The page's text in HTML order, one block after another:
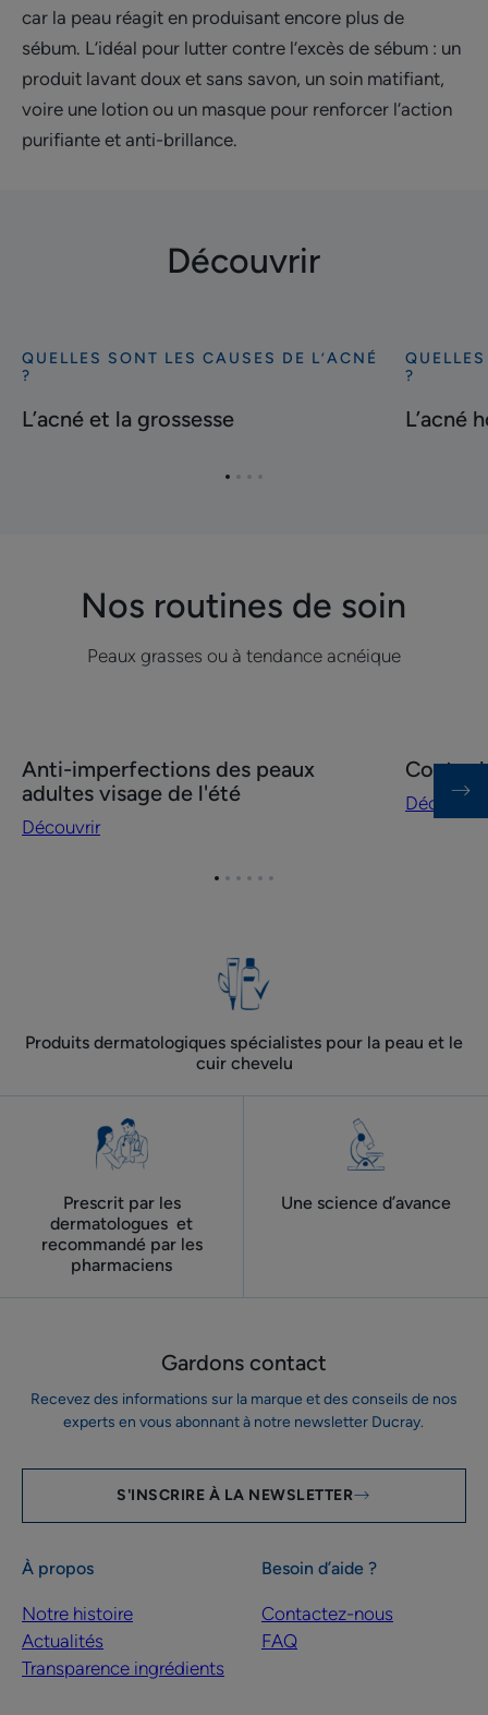
car la peau réagit en produisant encore plus de
sébum. L’idéal pour lutter contre l’excès de sébum : un
produit lavant doux et sans savon, un soin matifiant,
voire une lotion ou un masque pour renforcer l’action
purifiante et anti-brillance.
Découvrir
Découvrir
et
QUELLES SONT LES CAUSES DE L’ACNÉ
?
L’acné et la grossesse
Découvrir
?
L’acné
Aller
Aller
Aller
Aller
Nos routines de soin
Peaux grasses ou à tendance acnéique
Anti-
imperfections
des
Anti-imperfections des peaux
adultes visage de l'été
Découvrir
Contre
les
Contre
Découvrir
Aller
Aller
Aller
Aller
Aller
Aller
Produits dermatologiques spécialistes pour la peau et le
cuir chevelu
Prescrit par les
dermatologues ​ et
recommandé par les
pharmaciens
Une science d’avance
Gardons contact
Recevez des informations sur la marque et des conseils de nos
experts en vous abonnant à notre newsletter Ducray.
S'INSCRIRE À LA NEWSLETTER
À propos
Notre histoire
Actualités
Transparence ingrédients
Besoin d’aide ?
Contactez-nous
FAQ